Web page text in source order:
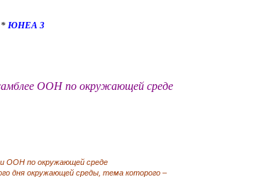
* ЮНЕА 3
ООН по окружающей среде
ООН по окружающей среде
дня окружающей среды, тема которого –